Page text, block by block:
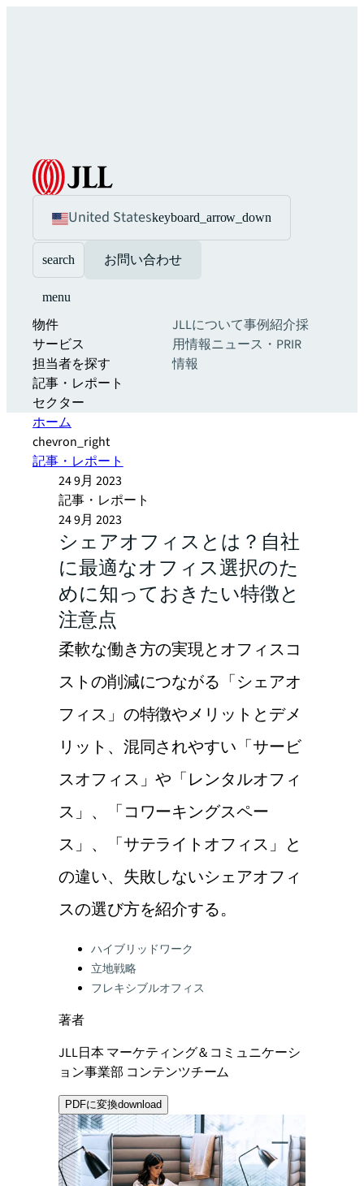
United Stateskeyboard_arrow_down
search お問い合わせ
menu
物件
サービス
担当者を探す
記事・レポート
セクター
JLLについて事例紹介採
用情報ニュース・PRIR
情報
ホーム
chevron_right
記事・レポート
24 9月 2023
記事・レポート
24 9月 2023
シェアオフィスとは？自社
に最適なオフィス選択のた
めに知っておきたい特徴と
注意点
柔軟な働き方の実現とオフィスコ
ストの削減につながる「シェアオ
フィス」の特徴やメリットとデメ
リット、混同されやすい「サービ
スオフィス」や「レンタルオフィ
ス」、「コワーキングスペー
ス」、「サテライトオフィス」と
の違い、失敗しないシェアオフィ
スの選び方を紹介する。
Categories:ハイブリッドワーク
立地戦略
フレキシブルオフィス
著者
JLL日本 マーケティング＆コミュニケーシ
ョン事業部 コンテンツチーム
PDFに変換download